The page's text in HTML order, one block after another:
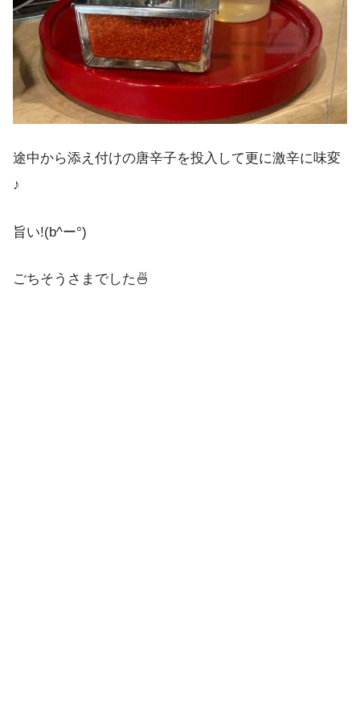
途中から添え付けの唐辛子を投入して更に激辛に味変
♪
旨い!(b^ー°)
ごちそうさまでした🍜